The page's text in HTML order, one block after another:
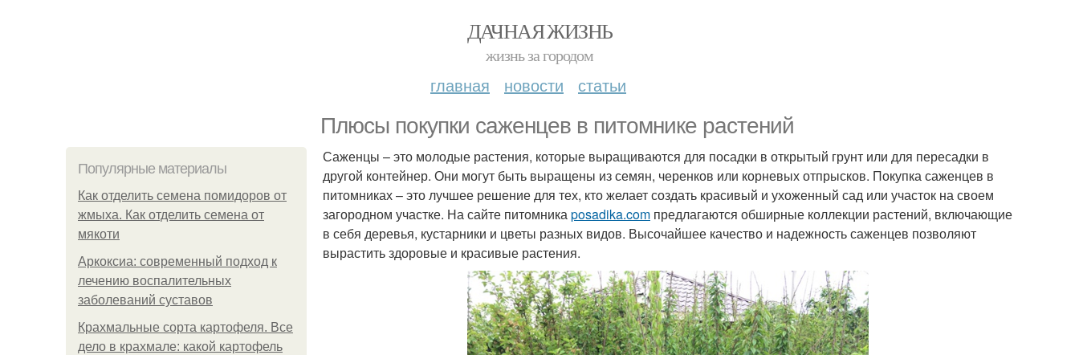
ДАЧНАЯ ЖИЗНЬ
жизнь за городом
главная новости статьи
Плюсы покупки саженцев в питомнике растений
Популярные материалы
Как отделить семена помидоров от
жмыха. Как отделить семена от
мякоти
Аркоксиа: современный подход к
лечению воспалительных
заболеваний суставов
Крахмальные сорта картофеля. Все
дело в крахмале: какой картофель
Саженцы – это молодые растения, которые выращиваются для посадки в открытый грунт или для пересадки в
другой контейнер. Они могут быть выращены из семян, черенков или корневых отпрысков. Покупка саженцев в
питомниках – это лучшее решение для тех, кто желает создать красивый и ухоженный сад или участок на своем
загородном участке. На сайте питомникаposadika.com предлагаются обширные коллекции растений, включающие
в себя деревья, кустарники и цветы разных видов. Высочайшее качество и надежность саженцев позволяют
вырастить здоровые и красивые растения.